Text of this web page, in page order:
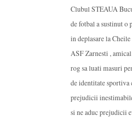
Clubul STEAUA
de fotbal a sustinut o
in deplasare la
ASF Zarnesti ,
rog sa luati masuri
de identitate sportiva
prejudicii
si ne aduc prejudicii